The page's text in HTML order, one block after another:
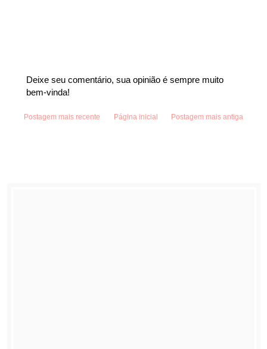
Deixe seu comentário, sua opinião é sempre muito
bem-vinda!
Postagem mais recente Postagem mais antiga
Página inicial